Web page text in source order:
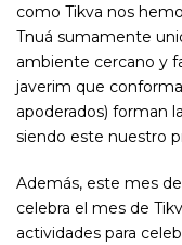
como Tikva nos
Tnuá sumamente
ambiente cercano y
javerim que
apoderados) forman
siendo este nuestro
Además, este mes
celebra el mes de
actividades para